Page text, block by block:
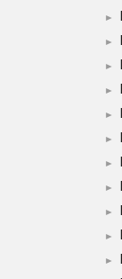
►
►
►
►
►
►
►
►
►
►
►